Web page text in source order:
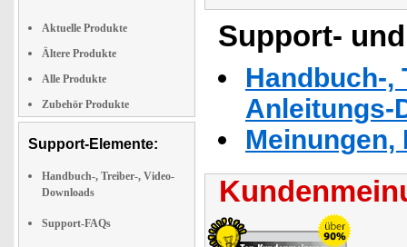
Aktuelle Produkte
Ältere Produkte
Alle Produkte
Zubehör Produkte
Support-Elemente:
Handbuch-, Treiber-, Video-
Downloads
Support-FAQs
Support-
Handbuch-,
Anleitungs-